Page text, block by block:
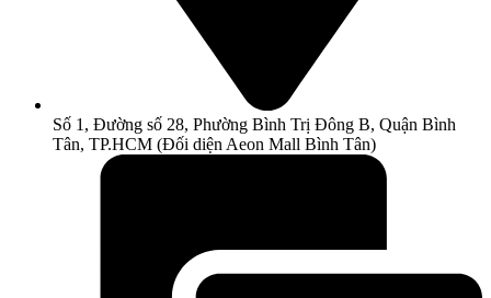
Số 1, Đường số 28, Phường Bình Trị Đông B, Quận Bình
Tân, TP.HCM (Đối diện Aeon Mall Bình Tân)